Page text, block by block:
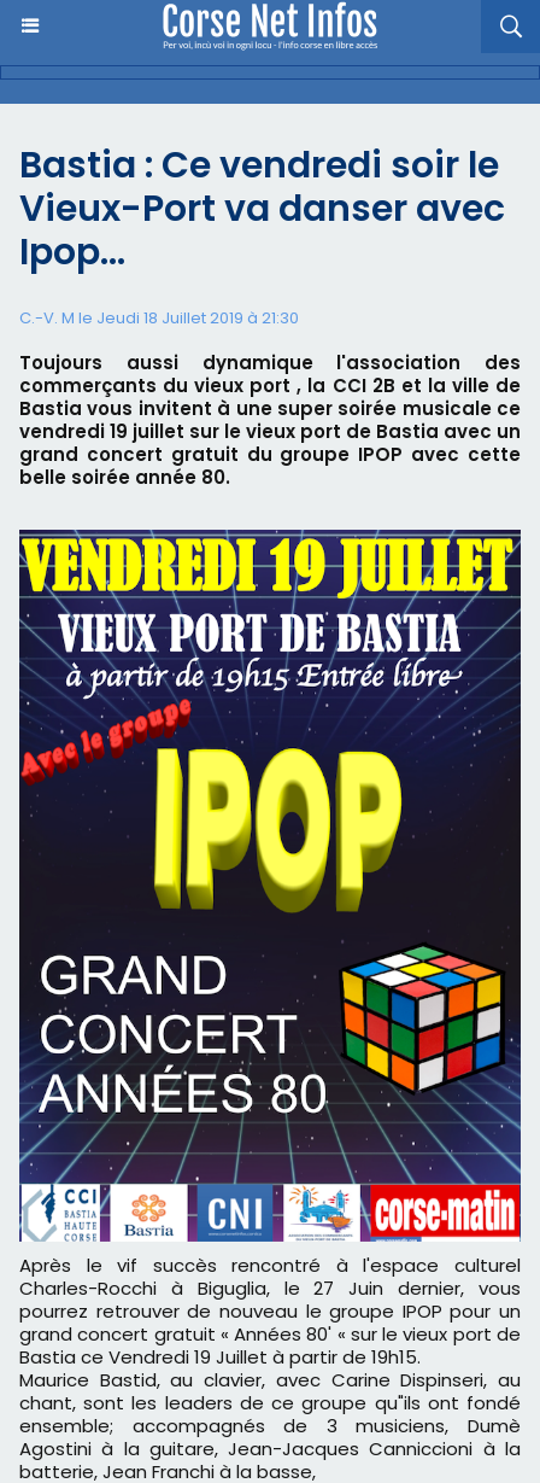
Bastia : Ce vendredi soir le
Vieux-Port va danser avec
Ipop...
C.-V. M le Jeudi 18 Juillet 2019 à 21:30
Toujours aussi dynamique l'association des
commerçants du vieux port , la CCI 2B et la ville de
Bastia vous invitent à une super soirée musicale ce
vendredi 19 juillet sur le vieux port de Bastia avec un
grand concert gratuit du groupe IPOP avec cette
belle soirée année 80.
Après le vif succès rencontré à l'espace culturel
Charles-Rocchi à Biguglia, le 27 Juin dernier, vous
pourrez retrouver de nouveau le groupe IPOP pour un
grand concert gratuit « Années 80' « sur le vieux port de
Bastia ce Vendredi 19 Juillet à partir de 19h15.
Maurice Bastid, au clavier, avec Carine Dispinseri, au
chant, sont les leaders de ce groupe qu"ils ont fondé
ensemble; accompagnés de 3 musiciens, Dumè
Agostini à la guitare, Jean-Jacques Canniccioni à la
batterie, Jean Franchi à la basse,